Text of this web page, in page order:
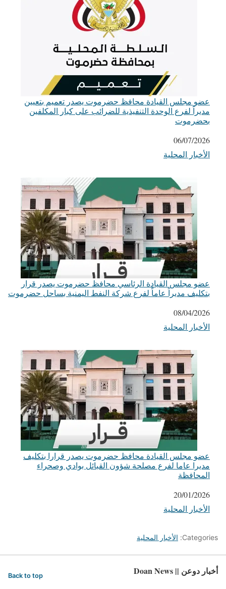
عضو مجلس القيادة محافظ حضرموت يصدر تعميم بتعيين
مديراً لفرع الوحدة التنفيذية للضرائب على كبار المكلفين
بحضرموت
التاريخ
06/07/2026
في ما يتعلق بما يأتي
الأخبار المحلية
عضو مجلس القيادة الرئاسي محافظ حضرموت يصدر قرار
بتكليف مديراً عاماً لفرع شركة النفط اليمنية بساحل حضرموت
التاريخ
08/04/2026
في ما يتعلق بما يأتي
الأخبار المحلية
عضو مجلس القيادة محافظ حضرموت يصدر قرارا بتكليف
مديرا عاما لفرع مصلحة شؤون القبائل بوادي وصحراء
المحافظة
التاريخ
20/01/2026
في ما يتعلق بما يأتي
الأخبار المحلية
Categories: الأخبار المحلية
أخبار دوعن || Doan News Back to top